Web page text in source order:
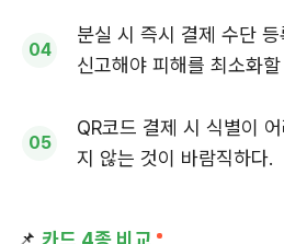
분실 시 즉시 결제 수단
신고해야 피해를 최소화
QR코드 결제 시 식별이
지 않는 것이 바람직하다.
📌 카드 4종 비교